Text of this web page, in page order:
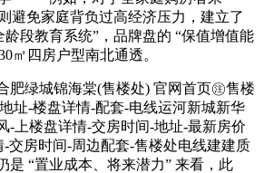
避免家庭背负过高经济压力，建立了
龄段教育系统”，品牌盘的 “保值增值能
㎡四房户型南北通透。
绿城锦海棠(售楼处) 官网首页㊟售楼
址-楼盘详情-配套-电线运河新城新华
-上楼盘详情-交房时间-地址-最新房价
-交房时间-周边配套-售楼处电线建建质
是 “置业成本、将来潜力” 来看，此